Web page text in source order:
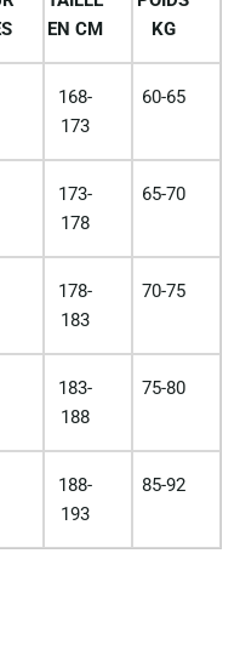
EN CM
KG
168-
173
60-65
173-
178
65-70
178-
183
70-75
183-
188
75-80
188-
193
85-92